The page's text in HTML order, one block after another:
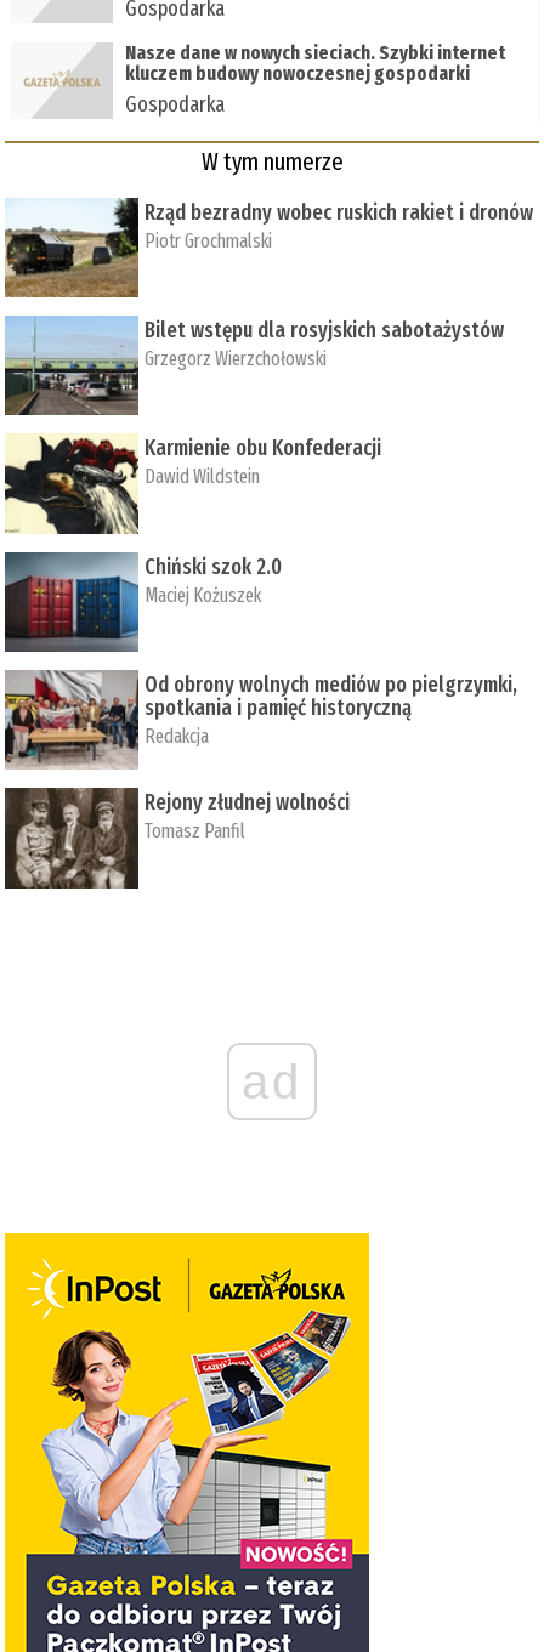
Gospodarka
Nasze dane w nowych sieciach. Szybki internet
kluczem budowy nowoczesnej gospodarki
Gospodarka
W tym numerze
Rząd bezradny wobec ruskich rakiet i dronów
Piotr Grochmalski
Bilet wstępu dla rosyjskich sabotażystów
Grzegorz Wierzchołowski
Karmienie obu Konfederacji
Dawid Wildstein
Chiński szok 2.0
Maciej Kożuszek
Od obrony wolnych mediów po pielgrzymki,
spotkania i pamięć historyczną
Redakcja
Rejony złudnej wolności
Tomasz Panfil
ad